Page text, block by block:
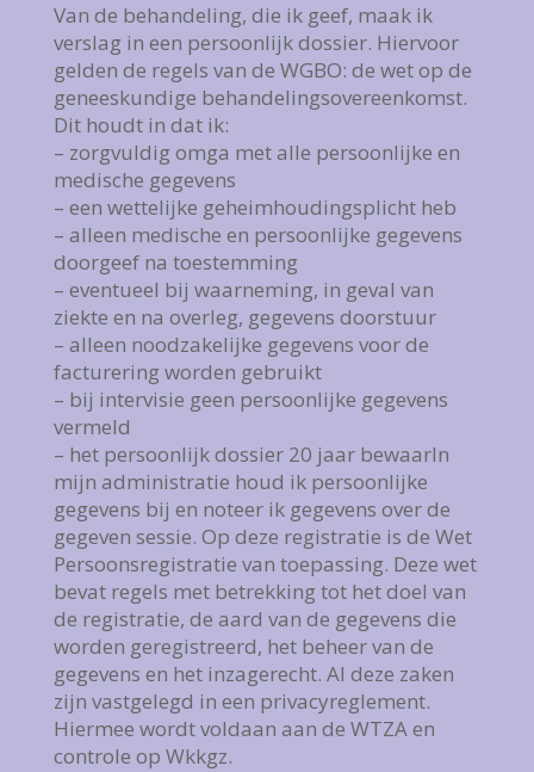
Van de behandeling, die ik geef, maak ik
verslag in een persoonlijk dossier. Hiervoor
gelden de regels van de WGBO: de wet op de
geneeskundige behandelingsovereenkomst.
Dit houdt in dat ik:
– zorgvuldig omga met alle persoonlijke en
medische gegevens
– een wettelijke geheimhoudingsplicht heb
– alleen medische en persoonlijke gegevens
doorgeef na toestemming
– eventueel bij waarneming, in geval van
ziekte en na overleg, gegevens doorstuur
– alleen noodzakelijke gegevens voor de
facturering worden gebruikt
– bij intervisie geen persoonlijke gegevens
vermeld
– het persoonlijk dossier 20 jaar bewaarIn
mijn administratie houd ik persoonlijke
gegevens bij en noteer ik gegevens over de
gegeven sessie. Op deze registratie is de Wet
Persoonsregistratie van toepassing. Deze wet
bevat regels met betrekking tot het doel van
de registratie, de aard van de gegevens die
worden geregistreerd, het beheer van de
gegevens en het inzagerecht. Al deze zaken
zijn vastgelegd in een privacyreglement.
Hiermee wordt voldaan aan de WTZA en
controle op Wkkgz.